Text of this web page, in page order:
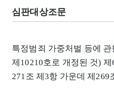
심판대상조문
특정범죄 가중처벌 등에
제10210호로 개정된 것) 제
271조 제3항 가운데 제269